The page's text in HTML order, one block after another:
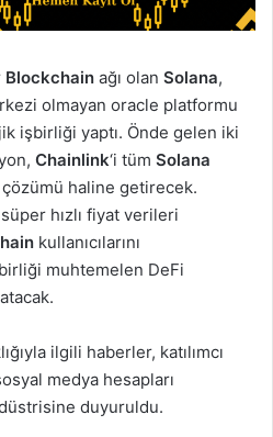
Blockchain ağı olan Solana,
olmayan oracle platformu
işbirliği yaptı. Önde gelen iki
Chainlink‘i tüm Solana
çözümü haline getirecek.
hızlı fiyat verileri
kullanıcılarını
muhtemelen DeFi
ilgili haberler, katılımcı
medya hesapları
duyuruldu.